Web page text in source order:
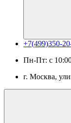
+7(499)350-
Пн-Пт: с
г. Москва,